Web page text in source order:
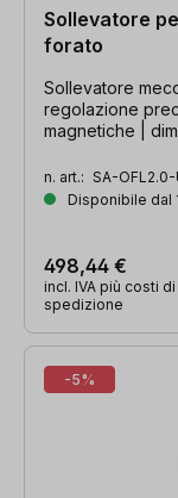
Sollevatore
forato
Sollevatore
regolazione
magnetiche |
n. art.: SA-OFL2.0-
Disponibile dal
498,44 €
incl. IVA più costi di
spedizione
-5%